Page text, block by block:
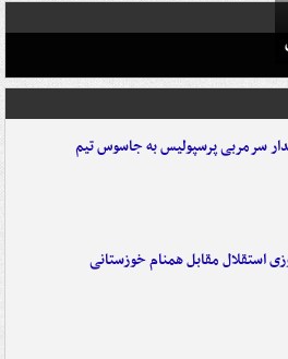
سرمربی پرسپولیس به جاسوس تیم
استقلال مقابل همنام خوزستانی